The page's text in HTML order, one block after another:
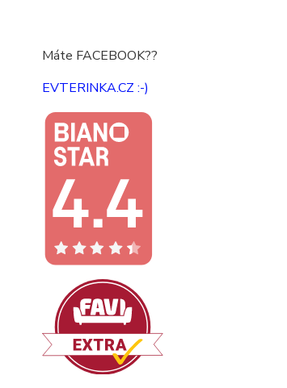
Máte FACEBOOK??
EVTERINKA.CZ :-)